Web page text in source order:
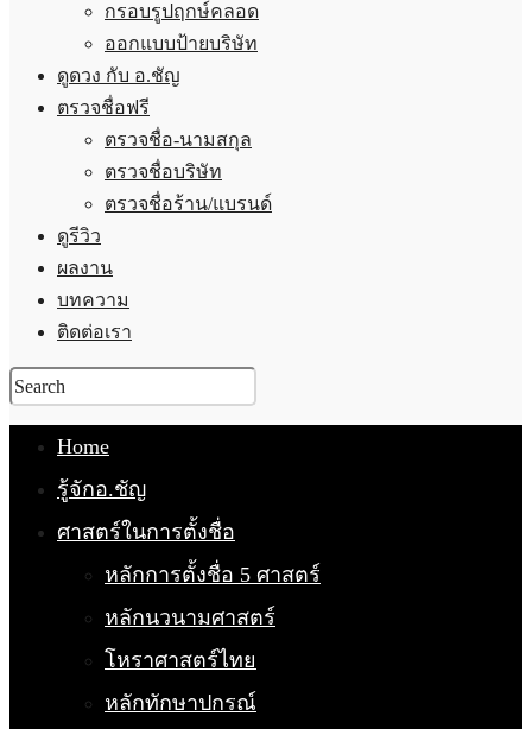
กรอบรูปฤกษ์คลอด
ออกแบบป้ายบริษัท
ดูดวง กับ อ.ชัญ
ตรวจชื่อฟรี
ตรวจชื่อ-นามสกุล
ตรวจชื่อบริษัท
ตรวจชื่อร้าน/แบรนด์
ดูรีวิว
ผลงาน
บทความ
ติดต่อเรา
Home
รู้จักอ.ชัญ
ศาสตร์ในการตั้งชื่อ
หลักการตั้งชื่อ 5 ศาสตร์
หลักนวนามศาสตร์
โหราศาสตร์ไทย
หลักทักษาปกรณ์